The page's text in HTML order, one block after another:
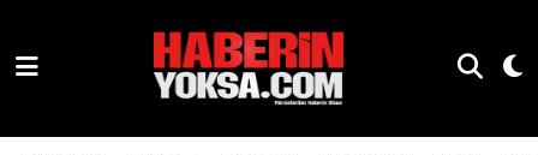
Hava Durumu